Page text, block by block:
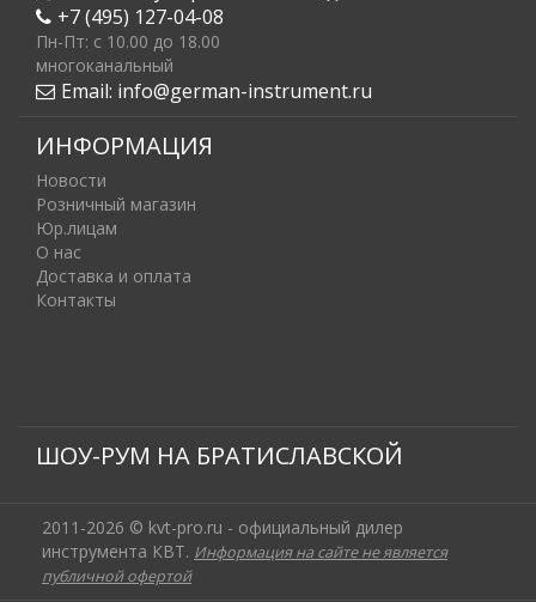
+7 (495) 127-04-08
Пн-Пт: c 10.00 до 18.00
многоканальный
Email: info@german-instrument.ru
ИНФОРМАЦИЯ
Новости
Розничный магазин
Юр.лицам
О нас
Доставка и оплата
Контакты
ШОУ-РУМ НА БРАТИСЛАВСКОЙ
2011-2026 © kvt-pro.ru - официальный дилер
инструмента КВТ. Информация на сайте не является
публичной офертой